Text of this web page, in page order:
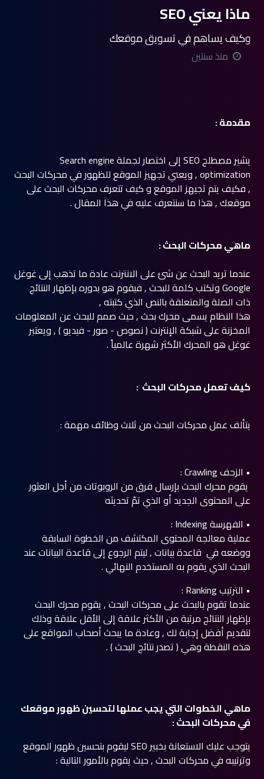
ماذا يعني SEO
وكيف يساهم في تسويق موقعك
منذ سنتين
مقدمة :
يشير مصطلح SEO إلى اختصار لجملة Search engine
optimization , ويعني تجهيز الموقع للظهور في محركات البحث
, فكيف يتم تجيهز الموقع و كيف تتعرف محركات البحث على
موقعك , هذا ما سنتعرف عليه في هذا المقال .
ماهي محركات البحث :
عندما تريد البحث عن شئ على الانترنت عادة ما تذهب إلى غوغل
Google وتكتب كلمة للبحث , فيقوم هو بدوره بإظهار النتائج
ذات الصلة والمتعلقة بالنص الذي كتبته ,
هذا النظام يسمى محرك بحث , حيث صمم للبحث عن المعلومات
المخزنة على شبكة الإنترنت ( نصوص - صور - فيديو ) , ويعتبر
غوغل هو المحرك الأكثر شهرة عالمياً .
كيف تعمل محركات البحث :
يتألف عمل محركات البحث من ثلاث وظائف مهمة :
• الزحف Crawling :
يقوم محرك البحث بإرسال فرق من الروبوتات من أجل العثور
على المحتوى الجديد أو الذي تمّ تحديثه
• الفهرسة Indexing :
عملية معالجة المحتوى المكتشف من الخطوة السابقة
ووضعه في قاعدة بيانات , ليتم الرجوع إلى قاعدة البيانات عند
البحث الذي يقوم به المستخدم النهائي .
• الترتيب Ranking :
عندما تقوم بالبحث على محركات البحث , يقوم محرك البحث
بإظهار النتائج مرتبة من الأكثر علاقة إلى الأقل علاقة وذلك
لتقديم أفضل إجابة لك , وعادة ما يبحث أصحاب المواقع على
هذه النقطة وهي ( تصدر نتائج البحث ) .
ماهي الخطوات التي يجب عملها لتحسين ظهور موقعك
في محركات البحث :
يتوجب عليك الاستعانة بخبير SEO ليقوم بتحسين ظهور الموقع
وترتيبه في محركات البحث , حيث يقوم بالأمور التالية :